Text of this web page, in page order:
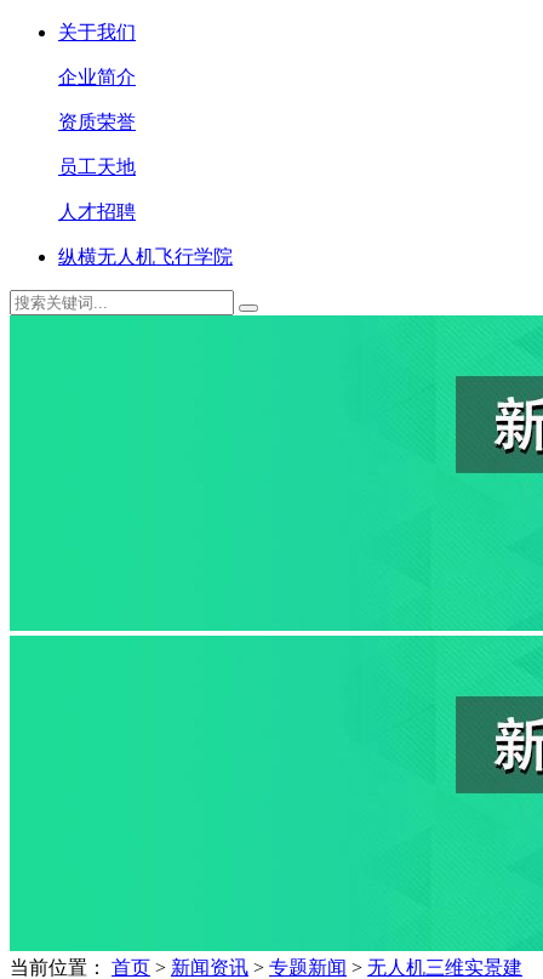
关于我们
企业简介
资质荣誉
员工天地
人才招聘
纵横无人机飞行学院
当前位置： 首页 > 新闻资讯 > 专题新闻 > 无人机三维实景建